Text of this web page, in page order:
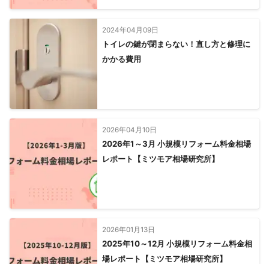
2024年04月09日
トイレの鍵が閉まらない！直し方と修理に
かかる費用
2026年04月10日
2026年1～3月 小規模リフォーム料金相場
レポート【ミツモア相場研究所】
2026年01月13日
2025年10～12月 小規模リフォーム料金相
場レポート【ミツモア相場研究所】